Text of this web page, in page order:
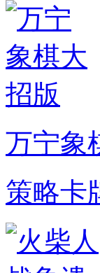
万宁象
策略卡